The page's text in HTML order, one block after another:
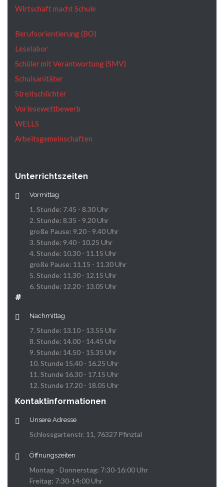
Wirtschaft macht Schule
Berufsorientierung (BO)
Leselabor
Schüler mit Verantwortung (SMV)
Schulsanitäter
Streitschlichter
Vorlesewettbewerb
WELLS
Arbeitsgemeinschaften
Unterrichtszeiten
Vormittag
1. Stunde: 7.45 - 8.30 Uhr
2. Stunde: 8.35 - 9.20 Uhr
große Pause: 9.20 - 9.40 Uhr
3. Stunde: 9.40 - 10.25 Uhr
4. Stunde: 10.30 - 11.15 Uhr
große Pause: 11.15 - 11.30 Uhr
5. Stunde: 11.30 - 12.15 Uhr
6. Stunde: 12.20 - 13.05 Uhr
#
Nachmittag
7. Stunde: 13.10 - 13.55 Uhr
8. Stunde: 14.00 - 14.45 Uhr
9. Stunde: 14.50 - 15.35 Uhr
10. Stunde 15.40 - 16.25 Uhr
11. Stunde 16.30 - 17.15 Uhr
12. Stunde 17.20 - 18.05 Uhr
Kontaktinformationen
Unsere Adresse
Schlossgartenstr. 11, 76327 Pfinztal
Öffnungszeiten
Montag - Donnerstag: 7:30-16:00 Uhr
Freitag: 7:30-14:00 Uhr